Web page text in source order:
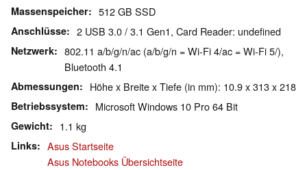
Massenspeicher 512 GB SSD
Anschlüsse 2 USB 3.0 / 3.1 Gen1, Card Reader: undefined
Netzwerk
802.11 a/b/g/n/ac (a/b/g/n = Wi-Fi 4/ac = Wi-Fi 5/),
Bluetooth 4.1
Abmessungen Höhe x Breite x Tiefe (in mm): 10.9 x 313 x 218
Betriebssystem Microsoft Windows 10 Pro 64 Bit
Gewicht 1.1 kg
Links
Asus Startseite
Asus Notebooks Übersichtseite